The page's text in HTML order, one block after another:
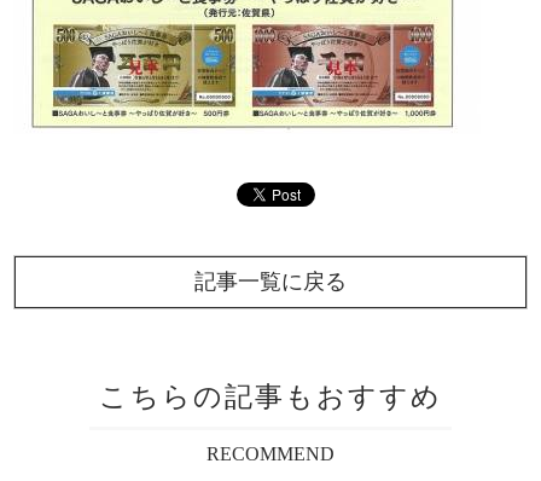
記事一覧に戻る
こちらの記事もおすすめ
RECOMMEND